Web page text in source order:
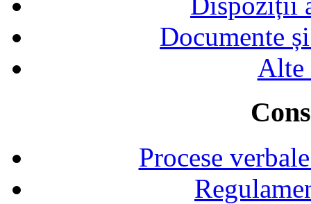
Documente
Alte
Procese